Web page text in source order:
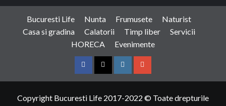
Bucuresti Life Nunta Frumusete
Naturist
Casa si gradina
Calatorii Timp liber
Servicii
HORECA
Evenimente
FacebookTwitterInstagramGoogle
Copyright Bucuresti Life 2017-2022 © Toate drepturile